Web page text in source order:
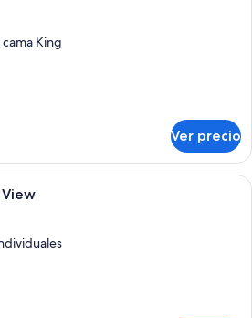
King
Ver precio
Camas con efecto memoria, minibar